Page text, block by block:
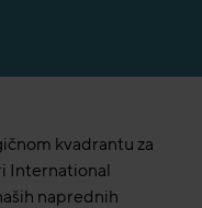
kvadrantu za
International
naprednih